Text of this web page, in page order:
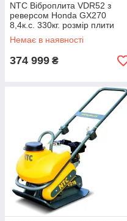
NTC Віброплита VDR52 з
реверсом Honda GX270
8,4к.с. 330кг. розмір плити
600*895мм
Немає в наявності
374 999 ₴